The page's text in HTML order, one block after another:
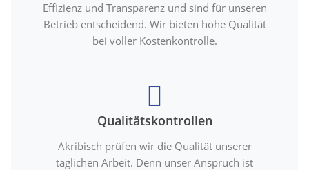
Effizienz und Transparenz und sind für unseren
Betrieb entscheidend. Wir bieten hohe Qualität
bei voller Kostenkontrolle.
Qualitätskontrollen
Akribisch prüfen wir die Qualität unserer
täglichen Arbeit. Denn unser Anspruch ist